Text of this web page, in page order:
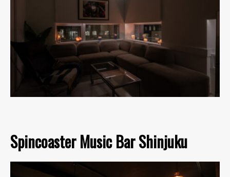
Spincoaster Music Bar Shinjuku